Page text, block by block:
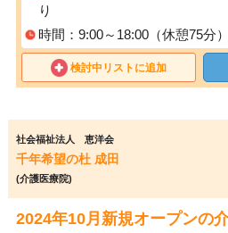
り
時間：9:00～18:00（休憩75分）
検討中リストに追加
社会福祉法人 恵洋会
千年希望の杜 成田
(介護医療院)
2024年10月新規オープンの